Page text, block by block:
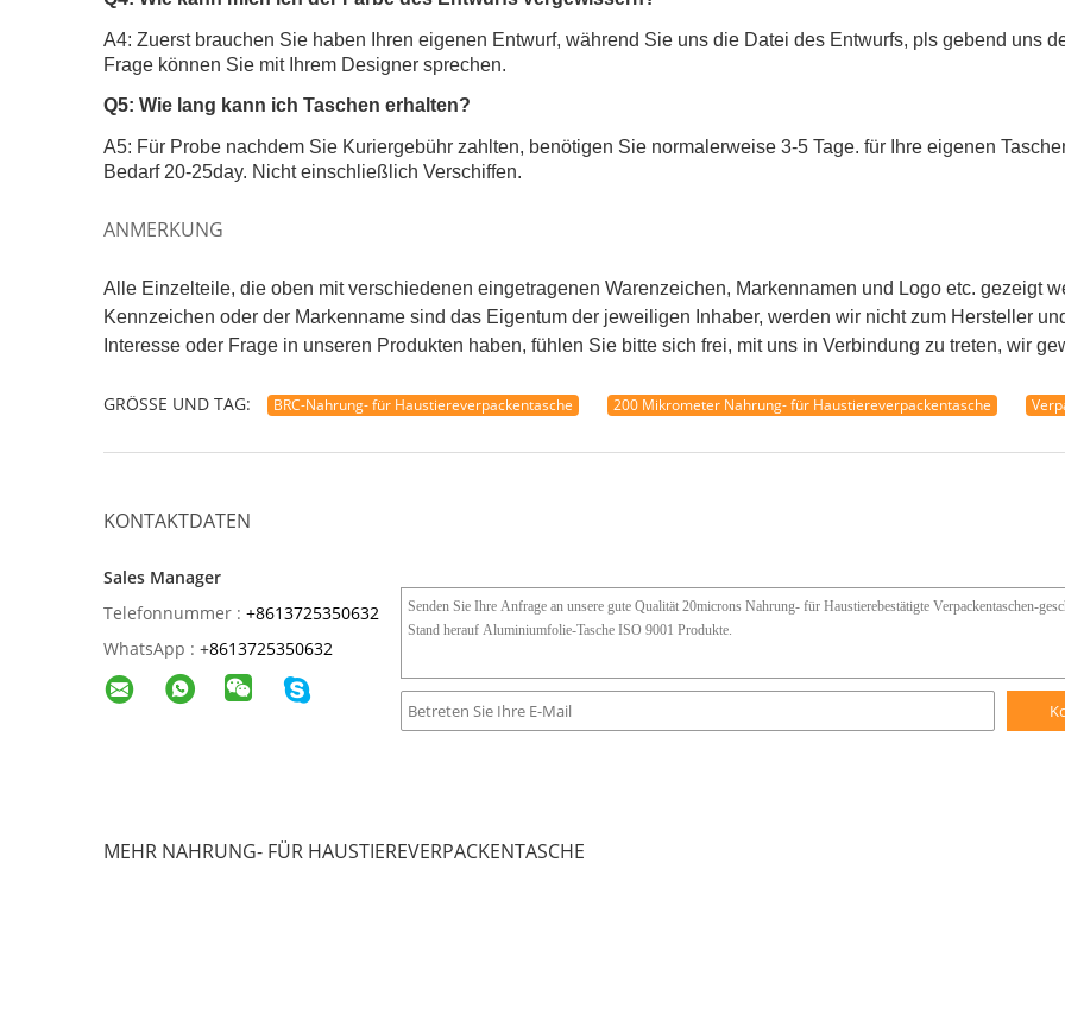
Q1: Welchen Vorteilen tun YC Verpacken haben?
A1: Unter Verwendung solventfreies lamination→so sicherer Lebensmittelsicherheit für Verpacken- der
Kurze Vorbereitungs- und Anlaufzeit: 2 Wochen für fertigen Aufträge kundenspezifisch an
GMP und staubfreie Werkstatt.
Nahe zu Guangzhou-Hafen, Shenzhen-Hafen so bequem für Lieferung.
A2: Wirklich können einige FREIE Proben, die Ihrem Antrag ähnlich sind, für die Prüfung, Sie zur Verfügung
Sie eine Probe machen möchten, laden wir auch gegen die Beispielgebühr auf.
Q3: Wie kann ich das passendste Paket wählen?
A3: Nett Kontakt unsere gut ausgebildeten Verkäufe, sind wir bereit, Ihnen irgendeinen Berufsvorschlag zu geben!
Q5: Wie lang kann ich Taschen erhalten?